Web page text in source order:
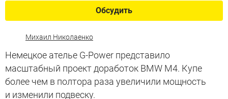
Обсудить
Михаил Николаенко
Немецкое ателье G-Power представило
масштабный проект доработок BMW M4. Купе
более чем в полтора раза увеличили мощность
и изменили подвеску.